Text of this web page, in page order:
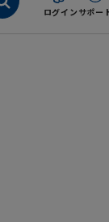
ログイン サポー